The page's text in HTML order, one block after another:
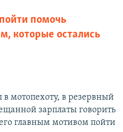
помочь
которые остались
в мотопехоту, в резервный
зарплаты говорить
его главным мотивом пойти